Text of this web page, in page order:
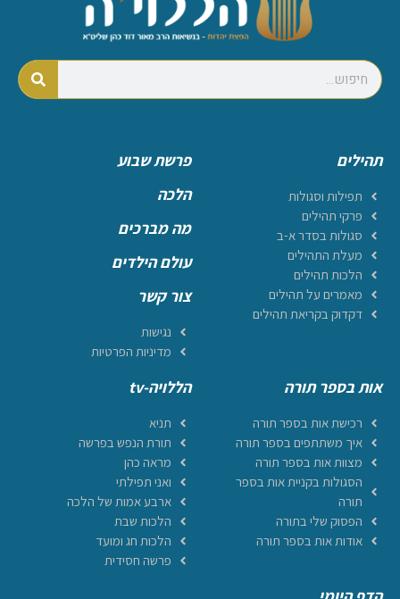
תהילים
תפילות וסגולות
פרקי תהילים
סגולות בסדר א-ב
מעלת התהילים
הלכות תהילים
מאמרים על תהילים
דקדוק בקריאת תהילים
פרשת שבוע
הלכה
מה מברכים
עולם הילדים
צור קשר
נגישות
מדיניות הפרטיות
אות בספר תורה
רכישת אות בספר תורה
איך משתתפים בספר תורה
מצוות אות בספר תורה
הסגולות בקניית אות בספר
תורה
הפסוק שלי בתורה
אודות אות בספר תורה
הללויה-tv
תניא
תורת הנפש בפרשה
מראה כהן
ואני תפילתי
ארבע אמות של הלכה
הלכות שבת
הלכות חג ומועד
פרשה חסידית